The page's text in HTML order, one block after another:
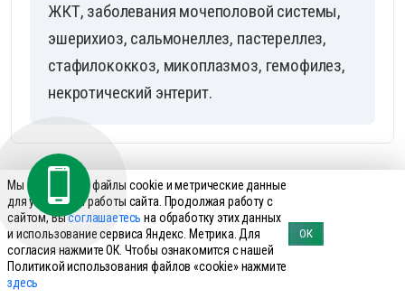
ЖКТ, заболевания мочеполовой системы,
эшерихиоз, сальмонеллез, пастереллез,
стафилококкоз, микоплазмоз, гемофилез,
некротический энтерит.
Часто задаваемые
вопросы по препарату
Мы используем файлы cookie и метрические данные
для улучшения работы сайта. Продолжая работу с
сайтом, Высоглашаетесь на обработку этих данных
и использование сервиса Яндекс. Метрика. Для
согласия нажмите ОК. Чтобы ознакомится с нашей
Политикой использования файлов «cookie» нажмите
здесь
ОК